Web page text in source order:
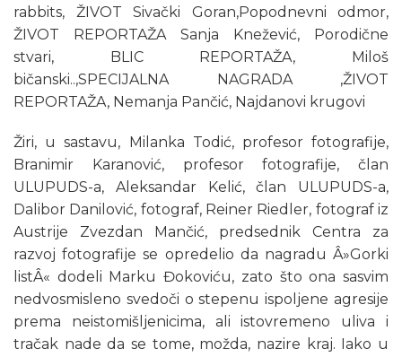
rabbits, ŽIVOT Sivački Goran,Popodnevni odmor,
ŽIVOT REPORTAŽA Sanja Knežević, Porodične
stvari, BLIC REPORTAŽA, Miloš
bičanski..,SPECIJALNA NAGRADA ,ŽIVOT
REPORTAŽA, Nemanja Pančić, Najdanovi krugovi
Žiri, u sastavu, Milanka Todić, profesor fotografije,
Branimir Karanović, profesor fotografije, član
ULUPUDS-a, Aleksandar Kelić, član ULUPUDS-a,
Dalibor Danilović, fotograf, Reiner Riedler, fotograf iz
Austrije Zvezdan Mančić, predsednik Centra za
razvoj fotografije se opredelio da nagradu Â»Gorki
listÂ« dodeli Marku Đokoviću, zato što ona sasvim
nedvosmisleno svedoči o stepenu ispoljene agresije
prema neistomišljenicima, ali istovremeno uliva i
tračak nade da se tome, možda, nazire kraj. Iako u